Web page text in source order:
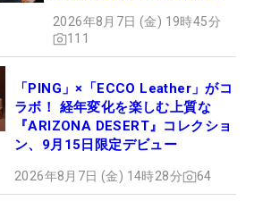
2026年8月7日 (金) 19時45分
111
「PING」×「ECCO Leather」がコ
ラボ！ 経年変化を楽しむ上質な
『ARIZONA DESERT』コレクショ
ン、9月15日限定デビュー
2026年8月7日 (金) 14時28分 64